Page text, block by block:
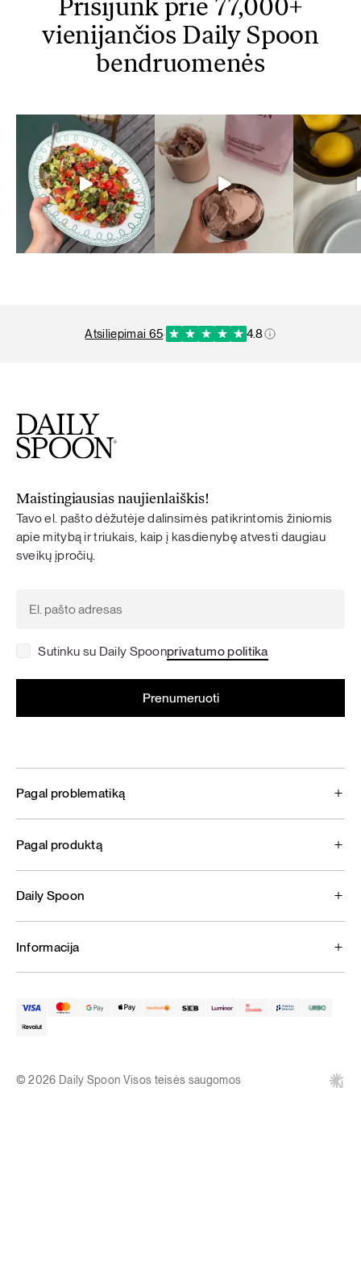
Prisijunk prie 77,000+
vienijančios Daily Spoon
bendruomenės
atsiliepimai 65· 4.8
Maistingiausias naujienlaiškis!
Tavo el. pašto dėžutėje dalinsimės patikrintomis žiniomis
apie mitybą ir triukais, kaip į kasdienybę atvesti daugiau
sveikų įpročių.
Sutinku su Daily Spoonprivatumo politika
Pagal problematiką
Pagal produktą
Daily Spoon
Informacija
© 2026 Daily Spoon Visos teisės saugomos